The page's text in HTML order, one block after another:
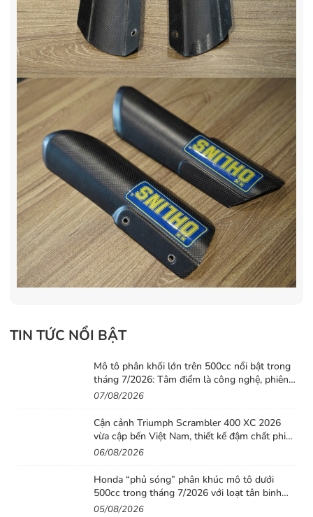
TIN TỨC NỔI BẬT
Mô tô phân khối lớn trên 500cc nổi bật trong
tháng 7/2026: Tâm điểm là công nghệ, phiên
bản giới hạn và những cấu hình “đỉnh”
07/08/2026
Cận cảnh Triumph Scrambler 400 XC 2026
vừa cập bến Việt Nam, thiết kế đậm chất phiêu
lưu cùng mức giá dễ tiếp cận
06/08/2026
Honda “phủ sóng” phân khúc mô tô dưới
500cc trong tháng 7/2026 với loạt tân binh
đáng chú ý
05/08/2026